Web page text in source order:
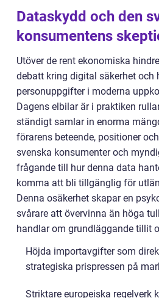
Dataskydd och den
konsumentens
Utöver de rent ekonomiska
debatt kring digital säkerhet och
personuppgifter i moderna
Dagens elbilar är i praktiken
ständigt samlar in enorma
förarens beteende, positioner
svenska konsumenter och
frågande till hur denna data
komma att bli tillgänglig för
Denna osäkerhet skapar en
svårare att övervinna än höga
handlar om grundläggande tillit
Höjda importavgifter som
strategiska prispressen på
Striktare europeiska regelverk